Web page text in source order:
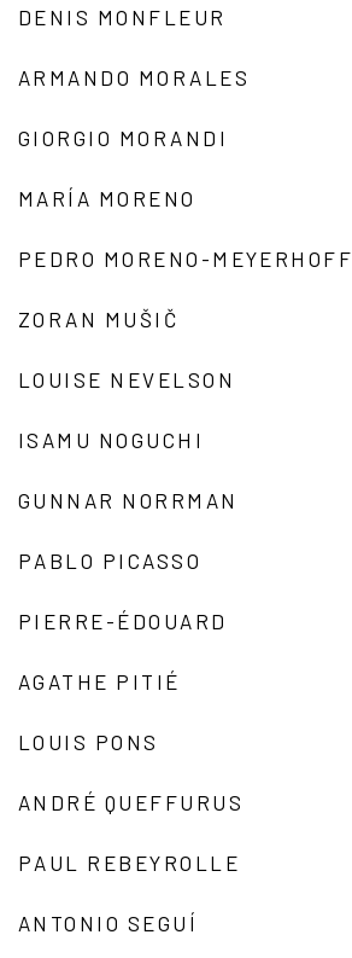
DENIS MONFLEUR
ARMANDO MORALES
GIORGIO MORANDI
MARÍA MORENO
PEDRO MORENO-MEYERHOFF
ZORAN MUŠIČ
LOUISE NEVELSON
ISAMU NOGUCHI
GUNNAR NORRMAN
PABLO PICASSO
PIERRE-ÉDOUARD
AGATHE PITIÉ
LOUIS PONS
ANDRÉ QUEFFURUS
PAUL REBEYROLLE
ANTONIO SEGUÍ